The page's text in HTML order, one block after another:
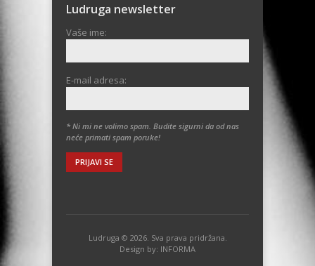
Ludruga newsletter
Vaše ime:
E-mail adresa:
* Ni mi ne volimo spam. Budite sigurni da od nas
neće primati spam poruke!
Ludruga © 2026. Sva prava pridržana.
Design by: INFORMA